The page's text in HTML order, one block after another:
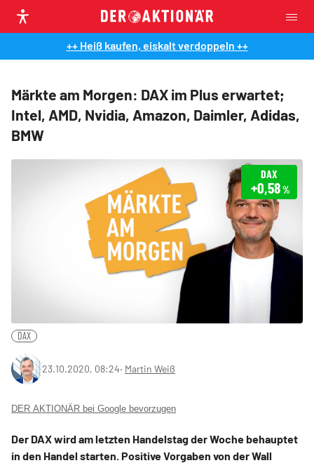
++ Heiß kaufen, eiskalt verdoppeln ++
Märkte am Morgen: DAX im Plus erwartet;
Intel, AMD, Nvidia, Amazon, Daimler, Adidas,
BMW
DAX
+0,58%
DAX
23.10.2020, 08:24‧ Martin Weiß
DER AKTIONÄR bei Google bevorzugen
Der DAX wird am letzten Handelstag der Woche behauptet
in den Handel starten. Positive Vorgaben von der Wall